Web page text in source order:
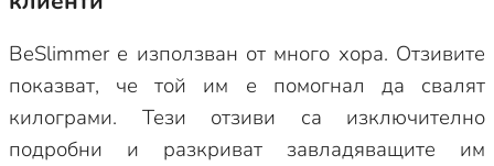
BeSlimmer е използван от много хора. Отзивите
показват, че той им е помогнал да свалят
килограми. Тези отзиви са изключително
подробни и разкриват завладяващите им